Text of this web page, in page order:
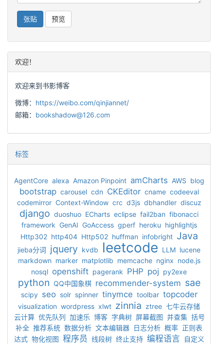
欢迎！
欢迎来到书影博客
微博： https://weibo.com/qinjiannet/
邮箱： bookshadow@126.com
标签
AgentCore alexa Amazon Pinpoint amCharts AWS blog
bootstrap carousel cdn CKEditor cname codeeval
codemirror Context-Window crc d3js dbhandler discuz
django duoshuo ECharts eclipse fail2ban fibonacci
framework GenAI GoAccess gperf heroku highlightjs
Http302 http404 Http502 huffman infobright Java
jieba分词 jquery kvdb leetcode LLM lucene
markdown marker matplotlib memcache nginx node.js
nosql openshift pagerank PHP poj py2exe
python QQ中国象棋 recommender-system sae
scipy seo solr spinner tinymce toolbar topcoder
visualization wordpress xlwt zinnia ztree 七牛云存储
云计算 优先队列 加速乐 博客 字典树 屏幕截图 并查集 括号
补全 推荐系统 数据分析 文本编辑器 日志分析 概率 正则表
达式 物化视图 程序员 线段树 终止支持 编程语言
自定义